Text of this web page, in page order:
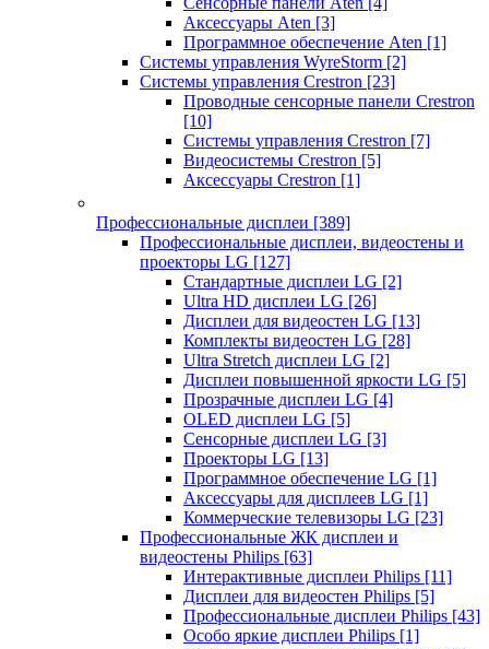
Аксессуары Aten [3]
Программное обеспечение Aten [1]
Системы управления WyreStorm [2]
Системы управления Crestron [23]
Проводные сенсорные панели Crestron
[10]
Системы управления Crestron [7]
Видеосистемы Crestron [5]
Аксессуары Crestron [1]
Профессиональные дисплеи [389]
Профессиональные дисплеи, видеостены и
проекторы LG [127]
Стандартные дисплеи LG [2]
Ultra HD дисплеи LG [26]
Дисплеи для видеостен LG [13]
Комплекты видеостен LG [28]
Ultra Stretch дисплеи LG [2]
Дисплеи повышенной яркости LG [5]
Прозрачные дисплеи LG [4]
OLED дисплеи LG [5]
Сенсорные дисплеи LG [3]
Проекторы LG [13]
Программное обеспечение LG [1]
Аксессуары для дисплеев LG [1]
Коммерческие телевизоры LG [23]
Профессиональные ЖК дисплеи и
видеостены Philips [63]
Интерактивные дисплеи Philips [11]
Дисплеи для видеостен Philips [5]
Профессиональные дисплеи Philips [43]
Особо яркие дисплеи Philips [1]